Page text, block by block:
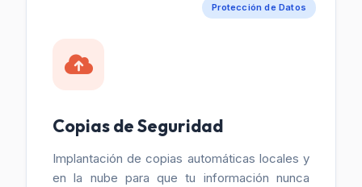
Protección de Datos
Copias de Seguridad
Implantación de copias automáticas locales y
en la nube para que tu información nunca